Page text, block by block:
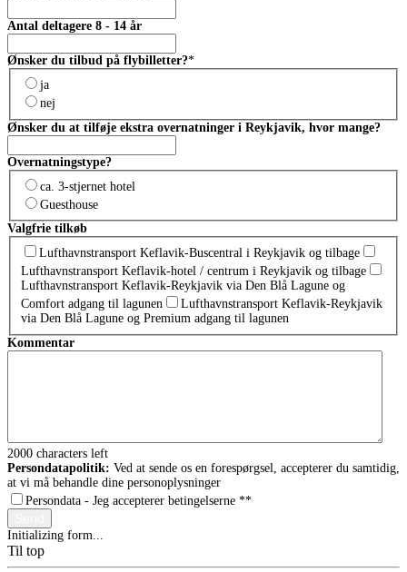
Antal deltagere 8 - 14 år
Ønsker du tilbud på flybilletter?*
ja
nej
Ønsker du at tilføje ekstra overnatninger i Reykjavik, hvor mange?
Overnatningstype?
ca. 3-stjernet hotel
Guesthouse
Valgfrie tilkøb
Lufthavnstransport Keflavik-Buscentral i Reykjavik og tilbage
Lufthavnstransport Keflavik-hotel / centrum i Reykjavik og tilbage
Lufthavnstransport Keflavik-Reykjavik via Den Blå Lagune og
Comfort adgang til lagunen
Lufthavnstransport Keflavik-Reykjavik
via Den Blå Lagune og Premium adgang til lagunen
Kommentar
2000 characters left
Persondatapolitik: Ved at sende os en forespørgsel, accepterer du samtidig,
at vi må behandle dine personoplysninger
Persondata - Jeg accepterer betingelserne **
Initializing form...
Til top